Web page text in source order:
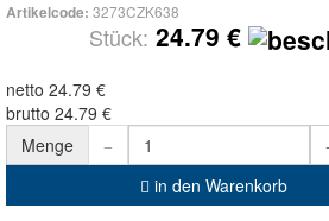
Artikelcode: 3273CZK638
Stück: 24.79 €
netto 24.79 €
brutto 24.79 €
Menge
in den Warenkorb